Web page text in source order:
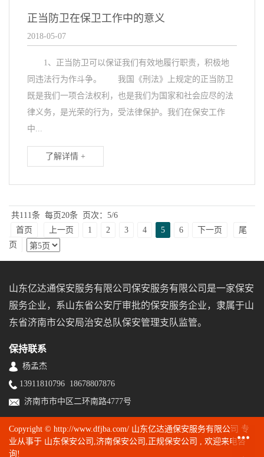
正当防卫在保卫工作中的意义
2018-05-07
1、正当防卫可以保证我们有效地履行职责，积极地
同违法行为作斗争。 我国《刑法》上规定的正当防卫
既是我们一项合法权利，也是我们为国家和社会应尽的法
律义务，是光荣的行为，受法律保护。我们在保安工作
中...
了解详情 +
共111条 每页20条 页次：5/6
首页
上一页 1 2 3 4 5 6 下一页
尾
页
山东亿达通保安服务有限公司保安服务有限公司是一家保安
服务企业，系山东省公安厅审批的保安服务企业，隶属于山
东省济南市公安局治安总队保安管理支队监管。
保持联系
杨孟杰
13911810796 18678807876
济南市市中区二环南路4777号
Copyright © http://www.dfjba.com/ 山东亿达通保安服务有限公司 专
业从事于 山东保安公司 济南保安公司 正规保安公司
, 欢迎来电咨
询!